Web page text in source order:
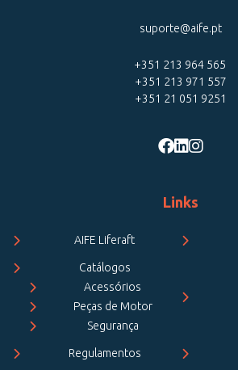
suporte@aife.pt
+351 213 964 565
+351 213 971 557
+351 21 051 9251
Links
AIFE Liferaft
Catálogos
Acessórios
Peças de Motor
Segurança
Regulamentos